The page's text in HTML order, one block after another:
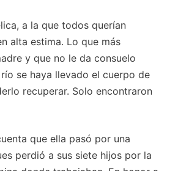
a la que todos querían
alta estima. Lo que más
y que no le da consuelo
se haya llevado el cuerpo de
recuperar. Solo encontraron
que ella pasó por una
perdió a sus siete hijos por la